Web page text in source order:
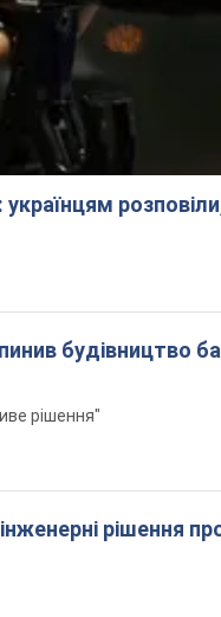
будівництво
рішення"
рішення